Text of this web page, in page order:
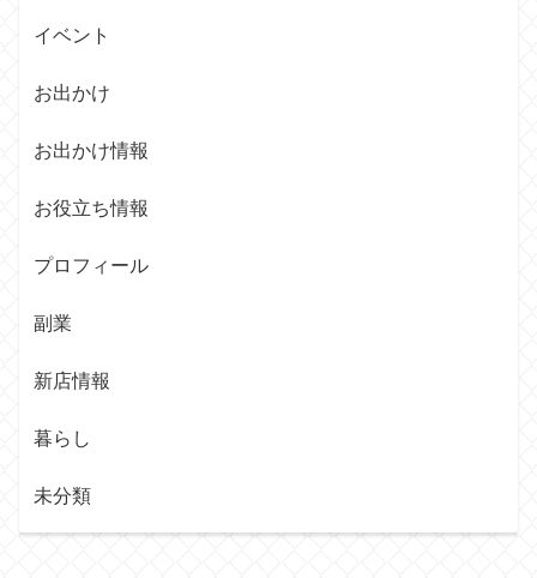
イベント
お出かけ
お出かけ情報
お役立ち情報
プロフィール
副業
新店情報
暮らし
未分類